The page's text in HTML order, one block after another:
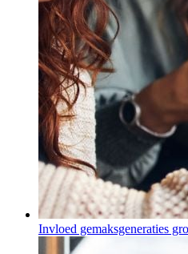
Invloed gemaksgeneraties